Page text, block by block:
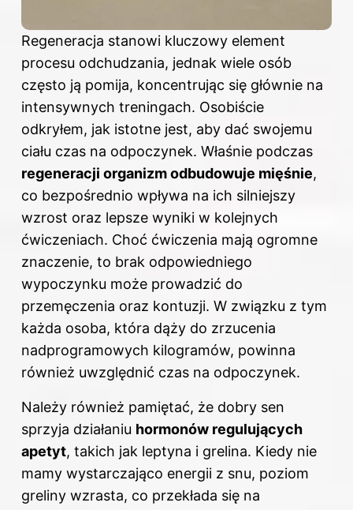
Regeneracja stanowi kluczowy element
procesu odchudzania, jednak wiele osób
często ją pomija, koncentrując się głównie na
intensywnych treningach. Osobiście
odkryłem, jak istotne jest, aby dać swojemu
ciału czas na odpoczynek. Właśnie podczas
regeneracji organizm odbudowuje mięśnie,
co bezpośrednio wpływa na ich silniejszy
wzrost oraz lepsze wyniki w kolejnych
ćwiczeniach. Choć ćwiczenia mają ogromne
znaczenie, to brak odpowiedniego
wypoczynku może prowadzić do
przemęczenia oraz kontuzji. W związku z tym
każda osoba, która dąży do zrzucenia
nadprogramowych kilogramów, powinna
również uwzględnić czas na odpoczynek.
Należy również pamiętać, że dobry sen
sprzyja działaniu hormonów regulujących
apetyt, takich jak leptyna i grelina. Kiedy nie
mamy wystarczająco energii z snu, poziom
greliny wzrasta, co przekłada się na